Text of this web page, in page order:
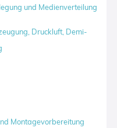
und Medienverteilung
Druckluft, Demi-
Montagevorbereitung